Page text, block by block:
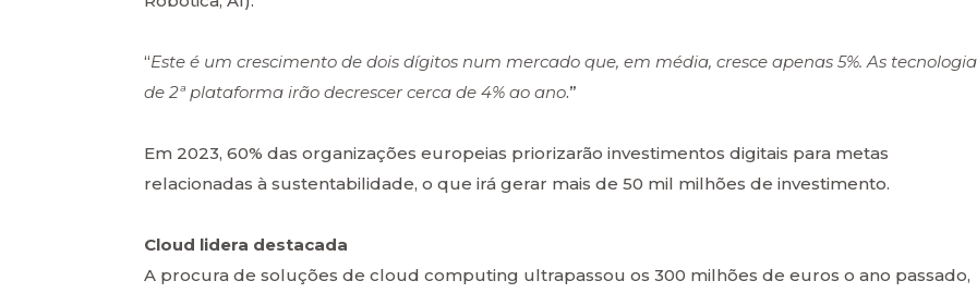
“Este é um crescimento de dois dígitos num mercado que, em média, cresce apenas 5%. As
de 2ª plataforma irão decrescer cerca de 4% ao ano.”
Em 2023, 60% das organizações europeias priorizarão investimentos digitais para metas
relacionadas à sustentabilidade, o que irá gerar mais de 50 mil milhões de investimento.
Cloud lidera destacada
A procura de soluções de cloud computing ultrapassou os 300 milhões de euros o ano passado,